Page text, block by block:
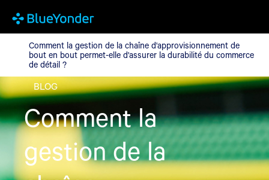
Comment la gestion de la chaîne d'approvisionnement de
Comment la gestion de la chaîne d'approvisionnement de
bout en bout permet-elle d'assurer la durabilité du commerce
de détail ?
BLOG
Comment la
gestion de la